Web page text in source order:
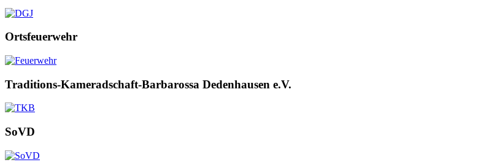
Ortsfeuerwehr
Traditions-Kameradschaft-Barbarossa Dedenhausen e.V.
SoVD